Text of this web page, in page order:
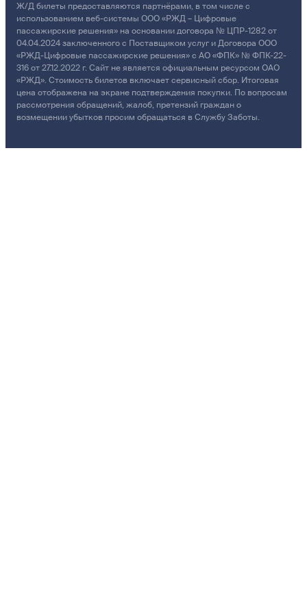
Ж/Д билеты предоставляются партнёрами, в том числе с
использованием веб-системы ООО «РЖД – Цифровые
пассажирские решения» на основании договора № ЦПР-1282 от
04.04.2024 заключенного с Поставщиком услуг и Договора ООО
«РЖД-Цифровые пассажирские решения» с АО «ФПК» № ФПК-22-
316 от 27.12.2022 г. Сайт не является официальным ресурсом ОАО
«РЖД». Стоимость билетов включает сервисный сбор. Итоговая
цена отображена на экране подтверждения покупки. По вопросам
рассмотрения обращений, жалоб, претензий граждан о
возмещении убытков просим обращаться в Службу Заботы.